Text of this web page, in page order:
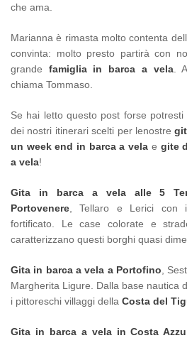
che ama.
Marianna è rimasta molto contenta
convinta: molto presto partirà con
grande famiglia in barca a vela.
chiama Tommaso.
Se hai letto questo post forse
dei nostri itinerari scelti per lenostre
un week end in barca a vela e gite
a vela!
Gita in barca a vela alle 5
Portovenere , Tellaro e Lerici con
fortificato. Le case colorate e
caratterizzano questi borghi quasi
Gita in barca a vela a Portofino ,
Margherita Ligure. Dalla base nautica
i pittoreschi villaggi della Costa del
Gita in barca a vela in Costa